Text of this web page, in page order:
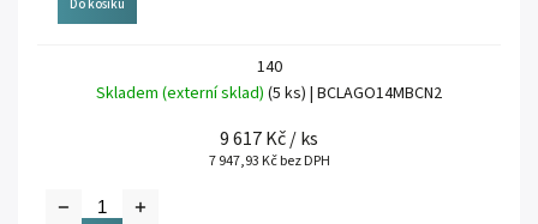
Do košíku
140
Skladem (externí sklad) (5 ks) | BCLAGO14MBCN2
9 617 Kč/ ks
7 947,93 Kč bez DPH